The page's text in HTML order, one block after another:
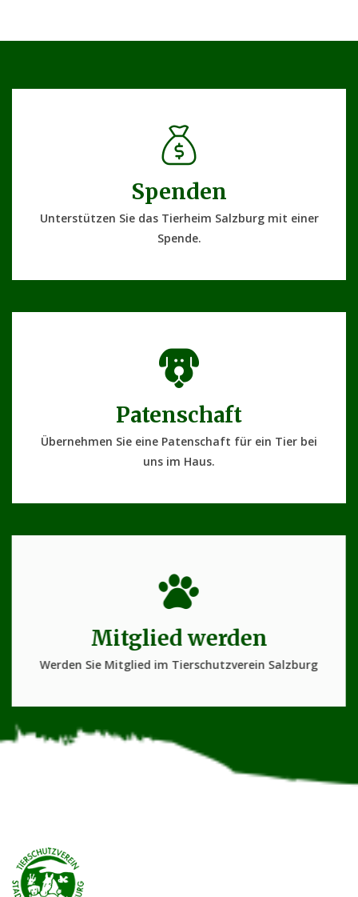
Spenden
Unterstützen Sie das Tierheim Salzburg mit einer
Spende.
Patenschaft
Übernehmen Sie eine Patenschaft für ein Tier bei
uns im Haus.
Mitglied werden
Werden Sie Mitglied im Tierschutzverein Salzburg